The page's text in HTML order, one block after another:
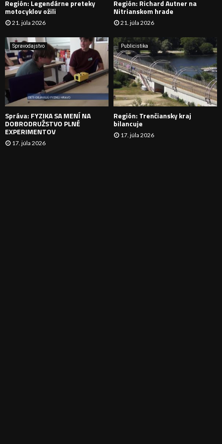
A
N
I
E
Región: Legendárne preteky
motocyklov ožili
21. júla 2026
Región: Richard Autner na
Nitrianskom hrade
21. júla 2026
Spravodajstvo
Správa: FYZIKA SA MENÍ NA
DOBRODRUŽSTVO PLNÉ
EXPERIMENTOV
17. júla 2026
Publicistika
Región: Trenčiansky kraj
bilancuje
17. júla 2026